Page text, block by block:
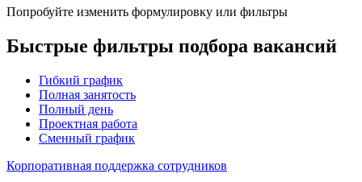
Попробуйте изменить формулировку или фильтры
Быстрые фильтры подбора вакансий
Гибкий график
Полная занятость
Полный день
Проектная работа
Сменный график
Корпоративная поддержка сотрудников